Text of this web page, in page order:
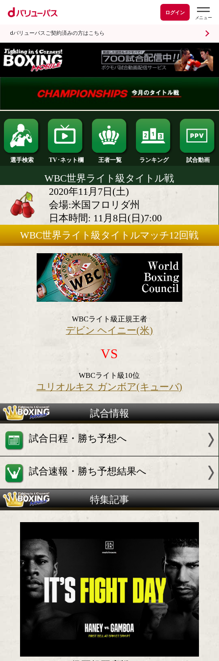
ログイン
dバリューパスご契約済みの方はこちら
選手検索 TV･ネット欄 王者一覧 ランキング
WBC世界ライト級タイトル戦
2020年11月7日(土)
会場:米国フロリダ州
日本時間: 11月8日(日)7:00
WBC世界ライト級タイトルマッチ
WBCライト級正規王者
VS
ユリオルキス ガンボア(キューバ
試合情報
試合速報・勝ち予想結果へ
特集記事